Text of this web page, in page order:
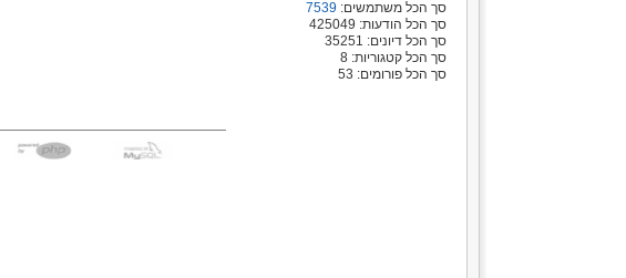
סך הכל משתמשים: 7539
סך הכל הודעות: 425049
סך הכל דיונים: 35251
סך הכל קטגוריות: 8
סך הכל פורומים: 53